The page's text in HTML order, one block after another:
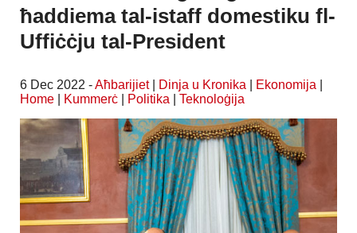
ħaddiema tal-istaff domestiku fl-
Uffiċċju tal-President
6 Dec 2022 -Aħbarijiet| Dinja u Kronika Ekonomija
Home
Kummerċ Politika Teknoloġija